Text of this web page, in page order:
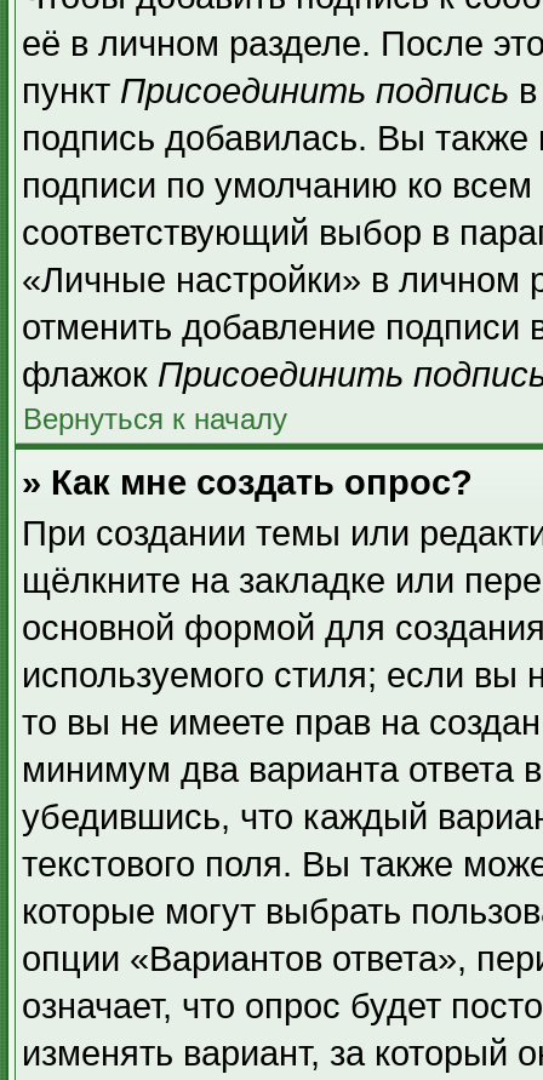
её в личном разделе. После
пункт Присоединить подпись
подпись добавилась. Вы
подписи по умолчанию ко
соответствующий выбор в
«Личные настройки» в личном
отменить добавление
флажок Присоединить
Вернуться к началу
» Как мне создать опрос?
При создании темы или
щёлкните на закладке или
основной формой для
используемого стиля; если
то вы не имеете прав на
минимум два варианта ответа
убедившись, что каждый
текстового поля. Вы также
которые могут выбрать
опции «Вариантов ответа»,
означает, что опрос будет
изменять вариант, за который